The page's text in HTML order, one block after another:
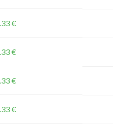
€
€
€
€